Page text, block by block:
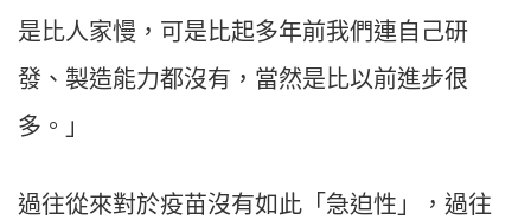
是比人家慢，可是比起多年前我們連自己研
發、製造能力都沒有，當然是比以前進步很
多。」
過往從來對於疫苗沒有如此「急迫性」，過往